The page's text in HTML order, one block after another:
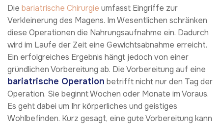
Die bariatrische Chirurgie umfasst Eingriffe zur
Verkleinerung des Magens. Im Wesentlichen schränken
diese Operationen die Nahrungsaufnahme ein. Dadurch
wird im Laufe der Zeit eine Gewichtsabnahme erreicht.
Ein erfolgreiches Ergebnis hängt jedoch von einer
gründlichen Vorbereitung ab. Die Vorbereitung auf eine
bariatrische Operation betrifft nicht nur den Tag der
Operation. Sie beginnt Wochen oder Monate im Voraus.
Es geht dabei um Ihr körperliches und geistiges
Wohlbefinden. Kurz gesagt, eine gute Vorbereitung kann